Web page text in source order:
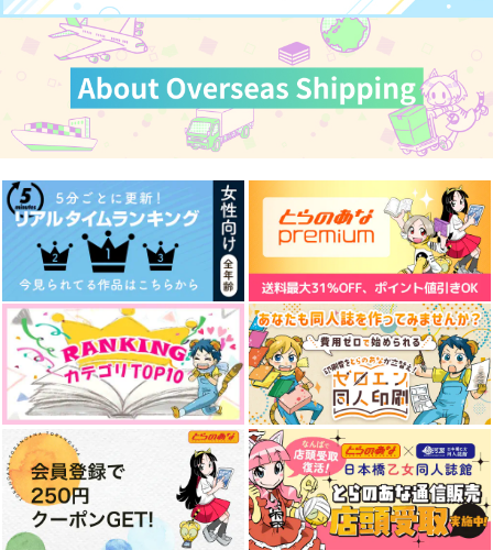
サンプル
作品詳細 作品詳細 作品詳細
I will never forget yo
u
世界の果てまで
472 円 （税込）
場地圭介×松野千冬
サンプル
初恋
世界の果てまで
315円（税込）
場地圭介×松野千冬
サンプル
この先はきっと光色
かぷりむーん
550円（税込）
場地圭介×松野千冬
サンプル
作品詳細